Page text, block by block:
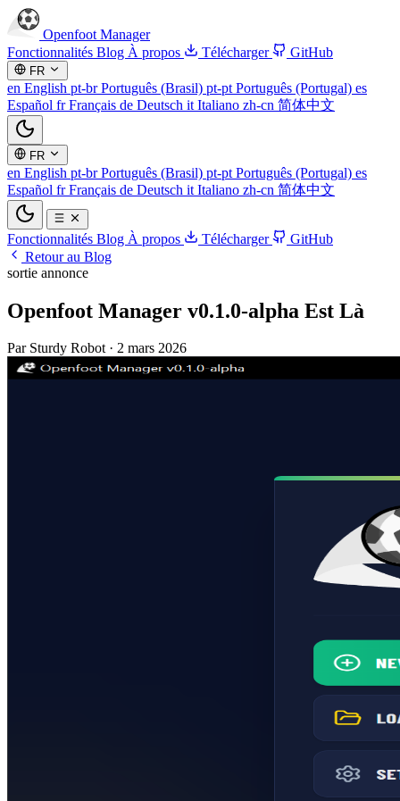
Openfoot Manager
Fonctionnalités Blog À propos Télécharger GitHub
FR
en English pt-brPortuguês (Brasil) pt-pt Português (Portugal) es
Español frFrançais de Deutsch it Italiano zh-cn 简体中文
FR
en English pt-brPortuguês (Brasil) pt-pt Português (Portugal) es
Español frFrançais de Deutsch it Italiano zh-cn 简体中文
Fonctionnalités Blog À propos Télécharger
GitHub
Retour au Blog
sortie annonce
Openfoot Manager v0.1.0-alpha Est Là
Par Sturdy Robot · 2 mars 2026